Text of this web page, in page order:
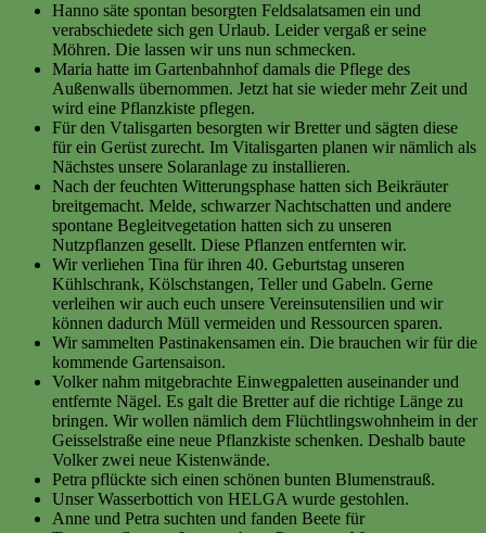
Hanno säte spontan besorgten Feldsalatsamen ein und
verabschiedete sich gen Urlaub. Leider vergaß er seine
Möhren. Die lassen wir uns nun schmecken.
Maria hatte im Gartenbahnhof damals die Pflege des
Außenwalls übernommen. Jetzt hat sie wieder mehr Zeit und
wird eine Pflanzkiste pflegen.
Für den Vtalisgarten besorgten wir Bretter und sägten diese
für ein Gerüst zurecht. Im Vitalisgarten planen wir nämlich als
Nächstes unsere Solaranlage zu installieren.
Nach der feuchten Witterungsphase hatten sich Beikräuter
breitgemacht. Melde, schwarzer Nachtschatten und andere
spontane Begleitvegetation hatten sich zu unseren
Nutzpflanzen gesellt. Diese Pflanzen entfernten wir.
Wir verliehen Tina für ihren 40. Geburtstag unseren
Kühlschrank, Kölschstangen, Teller und Gabeln. Gerne
verleihen wir auch euch unsere Vereinsutensilien und wir
können dadurch Müll vermeiden und Ressourcen sparen.
Wir sammelten Pastinakensamen ein. Die brauchen wir für die
kommende Gartensaison.
Volker nahm mitgebrachte Einwegpaletten auseinander und
entfernte Nägel. Es galt die Bretter auf die richtige Länge zu
bringen. Wir wollen nämlich dem Flüchtlingswohnheim in der
Geisselstraße eine neue Pflanzkiste schenken. Deshalb baute
Volker zwei neue Kistenwände.
Petra pflückte sich einen schönen bunten Blumenstrauß.
Unser Wasserbottich von HELGA wurde gestohlen.
Anne und Petra suchten und fanden Beete für